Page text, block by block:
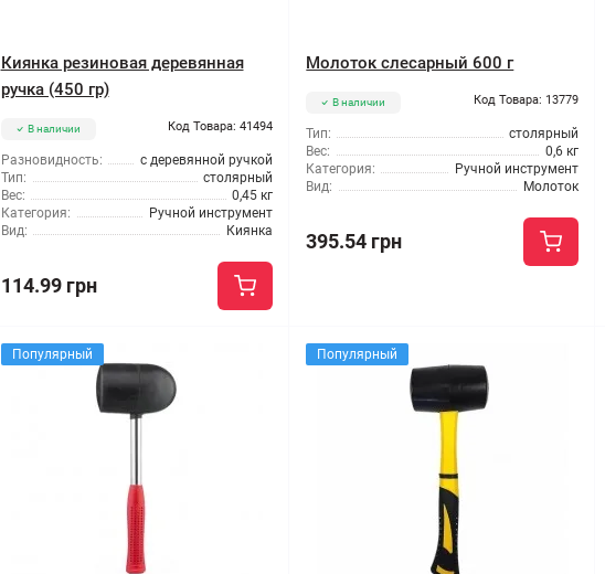
Киянка резиновая деревянная
ручка (450 гр)
В наличии Код Товара: 41494
Разновидность:
с деревянной ручкой
Тип:
столярный
Вес:
0,45 кг
Категория:
Ручной инструмент
Вид:
Киянка
114.99 грн
Молоток слесарный 600 г
В наличии Код Товара: 13779
Тип:
столярный
Вес:
0,6 кг
Категория:
Ручной инструмент
Вид:
Молоток
395.54 грн
Популярный Популярный